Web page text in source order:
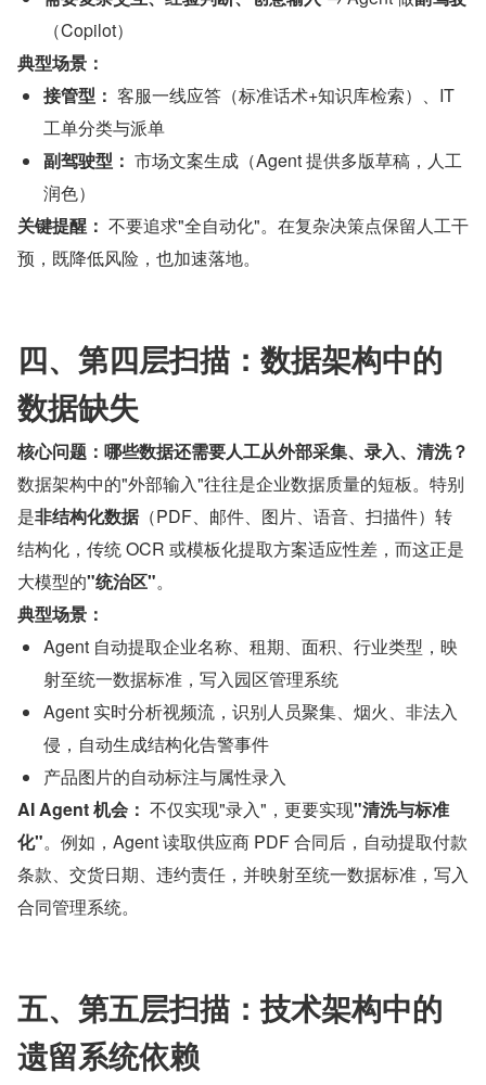
（Copilot）
典型场景：
接管型： 客服一线应答（标准话术+知识库检索）、IT
工单分类与派单
副驾驶型： 市场文案生成（Agent 提供多版草稿，人工
润色）
关键提醒： 不要追求"全自动化"。在复杂决策点保留人工干
预，既降低风险，也加速落地。
四、第四层扫描：数据架构中的
数据缺失
核心问题：哪些数据还需要人工从外部采集、录入、清洗？
数据架构中的"外部输入"往往是企业数据质量的短板。特别
是非结构化数据（PDF、邮件、图片、语音、扫描件）转
结构化，传统 OCR 或模板化提取方案适应性差，而这正是
大模型的"统治区"。
典型场景：
Agent 自动提取企业名称、租期、面积、行业类型，映
射至统一数据标准，写入园区管理系统
Agent 实时分析视频流，识别人员聚集、烟火、非法入
侵，自动生成结构化告警事件
产品图片的自动标注与属性录入
AI Agent 机会： 不仅实现"录入"，更要实现"清洗与标准
化"。例如，Agent 读取供应商 PDF 合同后，自动提取付款
条款、交货日期、违约责任，并映射至统一数据标准，写入
合同管理系统。
五、第五层扫描：技术架构中的
遗留系统依赖